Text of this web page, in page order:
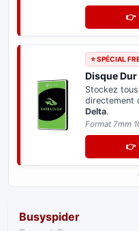
👉
⭐ SPÉCIAL
Disque
Stockez
directement
Delta.
Format 7mm
👉
Busyspider